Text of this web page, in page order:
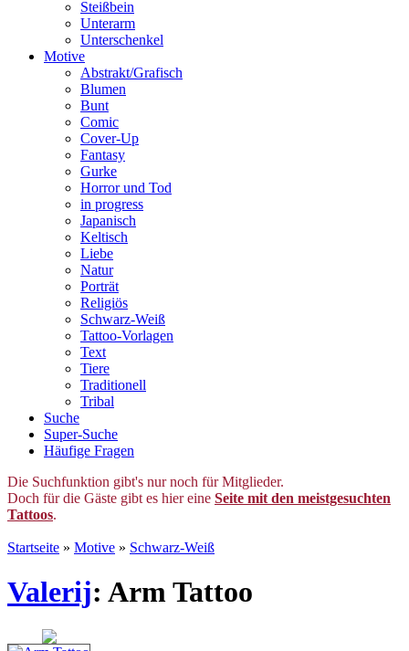
Steißbein
Unterarm
Unterschenkel
Motive
Abstrakt/Grafisch
Blumen
Bunt
Comic
Cover-Up
Fantasy
Gurke
Horror und Tod
in progress
Japanisch
Keltisch
Liebe
Natur
Porträt
Religiös
Schwarz-Weiß
Tattoo-Vorlagen
Text
Tiere
Traditionell
Tribal
Suche
Super-Suche
Häufige Fragen
Die Suchfunktion gibt's nur noch für Mitglieder.
Doch für die Gäste gibt es hier eine Seite mit den meistgesuchten
Tattoos.
Startseite » Motive » Schwarz-Weiß
Valerij: Arm Tattoo